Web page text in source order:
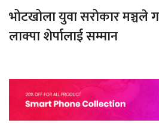
भोटखोला युवा सरोकार मञ्चले
लाक्पा शेर्पालाई सम्मान